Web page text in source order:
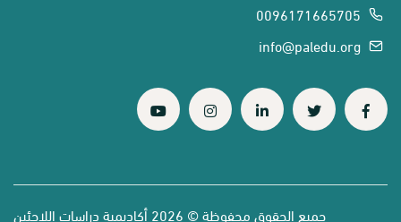
0096171665705
info@paledu.org
جميع الحقوق محفوظة © 2026 أكاديمية دراسات اللاجئين